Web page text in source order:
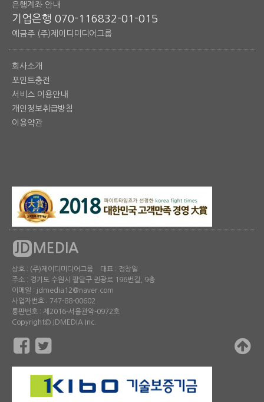
은행계좌 안내
기업은행 070-116832-01-015
예금주 (주)제이디미디어그룹
회사소개
포인트충전
서비스 이용안내
개인정보취급방침
이용약관
JD MEDIA
상호 : (주)제이디미디어그룹 대표 : 정창일
주소 : 경기도 수원시 팔달구 권광로 196번길, 9층
이메일 : jdmedia12@naver.com
사업자번호 : 747-88-00602
통판번호 : 제2016-서울관악-0972호
Copyright© JDMEDIA Inc.